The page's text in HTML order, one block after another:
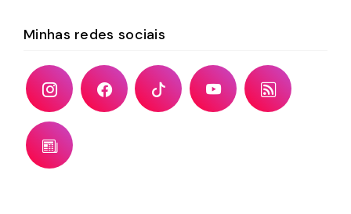
Minhas redes sociais